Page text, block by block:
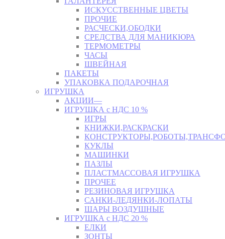
ИСКУССТВЕННЫЕ ЦВЕТЫ
ПРОЧИЕ
РАСЧЕСКИ,ОБОДКИ
СРЕДСТВА ДЛЯ МАНИКЮРА
ТЕРМОМЕТРЫ
ЧАСЫ
ШВЕЙНАЯ
ПАКЕТЫ
УПАКОВКА ПОДАРОЧНАЯ
ИГРУШКА
АКЦИИ—
ИГРУШКА с НДС 10 %
ИГРЫ
КНИЖКИ,РАСКРАСКИ
КУКЛЫ
МАШИНКИ
ПАЗЛЫ
ПЛАСТМАССОВАЯ ИГРУШКА
ПРОЧЕЕ
РЕЗИНОВАЯ ИГРУШКА
САНКИ-ЛЕДЯНКИ-ЛОПАТЫ
ШАРЫ ВОЗДУШНЫЕ
ИГРУШКА с НДС 20 %
ЕЛКИ
ЗОНТЫ